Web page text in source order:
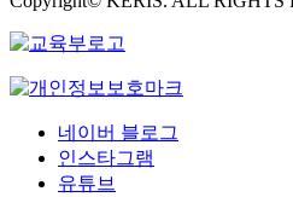
네이버 블로그
인스타그램
유튜브